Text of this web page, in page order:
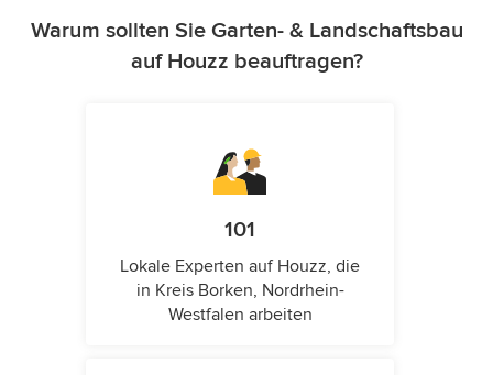
Warum sollten Sie Garten- & Landschaftsbau
auf Houzz beauftragen?
101
Lokale Experten auf Houzz, die
in Kreis Borken, Nordrhein-
Westfalen arbeiten